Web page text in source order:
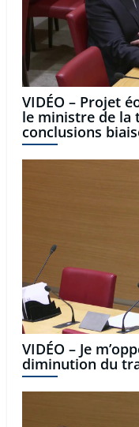
VIDÉO – Projet
le ministre de la
conclusions
VIDÉO – Je
diminution du